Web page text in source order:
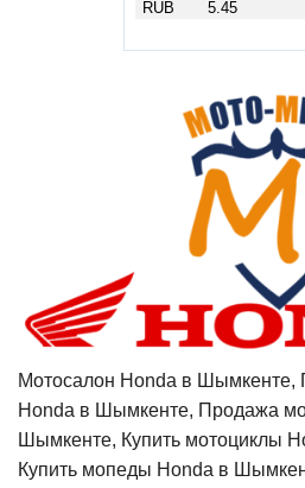
Мотосалон Honda в Шымкенте,
Honda в Шымкенте, Продажа
Шымкенте, Купить мотоциклы
Купить мопеды Honda в